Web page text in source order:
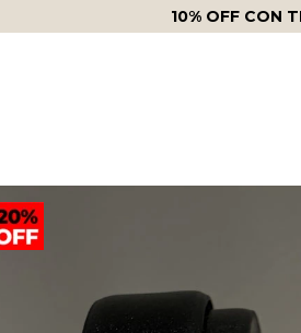
10% OFF CON